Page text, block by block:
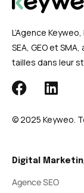
L’Agence
SEA, GEO et
tailles dans leur
© 2025 Keyweo.
Digital
Agence SEO